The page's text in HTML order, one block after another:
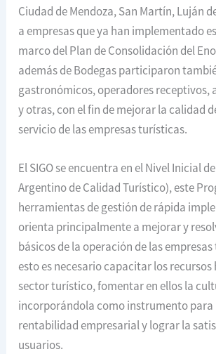
Ciudad de Mendoza, San Martín, Luján
a empresas que ya han implementado
marco del Plan de Consolidación del
además de Bodegas participaron
gastronómicos, operadores receptivos,
y otras, con el fin de mejorar la calidad
servicio de las empresas turísticas.
El SIGO se encuentra en el Nivel Inicial
Argentino de Calidad Turístico), este
herramientas de gestión de rápida
orienta principalmente a mejorar y
básicos de la operación de las
esto es necesario capacitar los
sector turístico, fomentar en ellos la
incorporándola como instrumento para
rentabilidad empresarial y lograr la
usuarios.